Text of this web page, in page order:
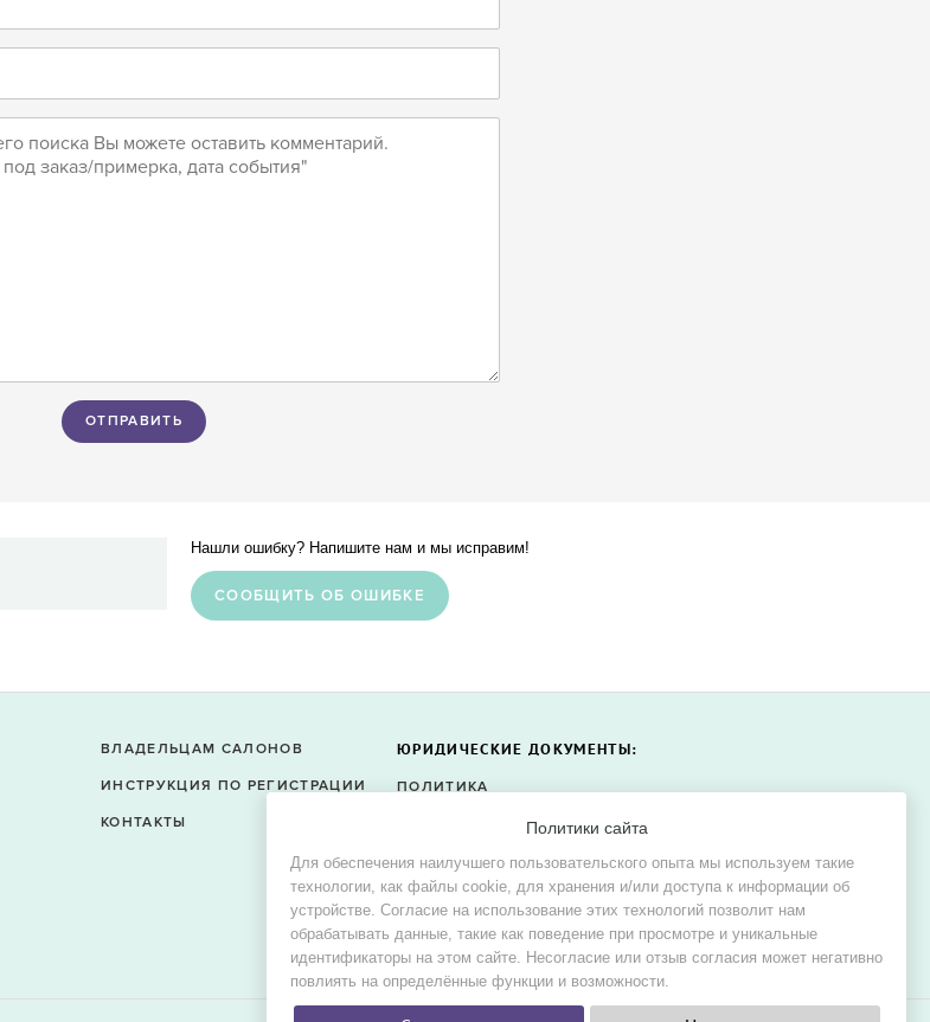
Нашли ошибку? Напишите нам и мы исправим!
CООБЩИТЬ ОБ ОШИБКЕ
Политики сайта
Для обеспечения наилучшего пользовательского опыта мы используем такие
технологии, как файлы cookie, для хранения и/или доступа к информации об
устройстве. Согласие на использование этих технологий позволит нам
обрабатывать данные, такие как поведение при просмотре и уникальные
идентификаторы на этом сайте. Несогласие или отзыв согласия может негативно
повлиять на определённые функции и возможности.
ВЛАДЕЛЬЦАМ САЛОНОВ
ИНСТРУКЦИЯ ПО РЕГИСТРАЦИИ
КОНТАКТЫ
ЮРИДИЧЕСКИЕ ДОКУМЕНТЫ:
ПОЛИТИКА
СОГЛАСИЕ НА ОБРАБОТКУ
ПЕРСОНАЛЬНЫХ ДАННЫХ